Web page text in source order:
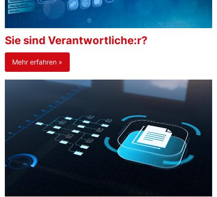
Sie sind Verantwortliche:r?
Mehr erfahren »